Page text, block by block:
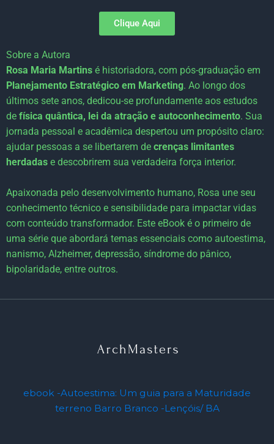
Clique Aqui
Sobre a Autora
Rosa Maria Martins é historiadora, com pós-graduação em
Planejamento Estratégico em Marketing. Ao longo dos
últimos sete anos, dedicou-se profundamente aos estudos
de física quântica, lei da atração e autoconhecimento. Sua
jornada pessoal e acadêmica despertou um propósito claro:
ajudar pessoas a se libertarem de crenças limitantes
herdadas e descobrirem sua verdadeira força interior.
Apaixonada pelo desenvolvimento humano, Rosa une seu
conhecimento técnico e sensibilidade para impactar vidas
com conteúdo transformador. Este eBook é o primeiro de
uma série que abordará temas essenciais como autoestima,
nanismo, Alzheimer, depressão, síndrome do pânico,
bipolaridade, entre outros.
ebook -Autoestima: Um guia para a Maturidade
terreno Barro Branco -Lençóis/ BA